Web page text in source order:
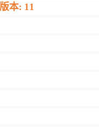
本: 11